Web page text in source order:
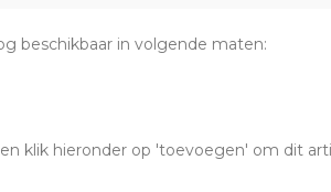
beschikbaar in volgende maten:
klik hieronder op 'toevoegen' om dit